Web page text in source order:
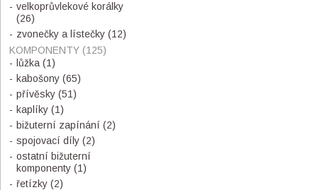
velkoprůvlekové korálky
(26)
zvonečky a lístečky (12)
KOMPONENTY (125)
lůžka (1)
kabošony (65)
přívěsky (51)
kaplíky (1)
bižuterní zapínání (2)
spojovací díly (2)
ostatní bižuterní
komponenty (1)
řetízky (2)